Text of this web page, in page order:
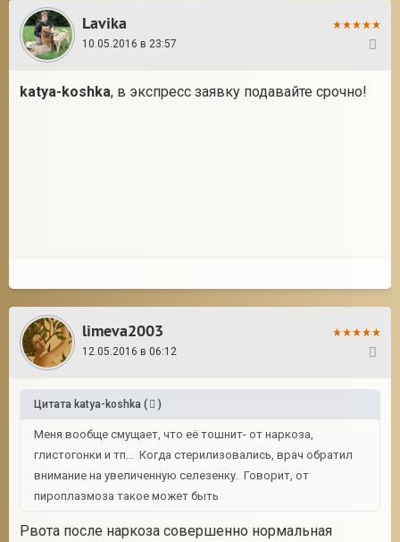
Lavika
10.05.2016 в 23:57
katya-koshka, в экспресс заявку подавайте срочно!
limeva2003
12.05.2016 в 06:12
Цитата katya-koshka ( )
Меня вообще смущает, что её тошнит- от наркоза,
глистогонки и тп... Когда стерилизовались, врач обратил
внимание на увеличенную селезенку. Говорит, от
пироплазмоза такое может быть
Рвота после наркоза совершенно нормальная